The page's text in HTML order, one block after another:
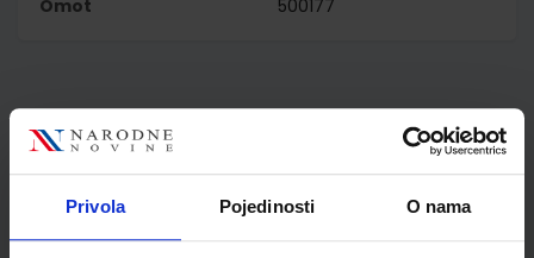
Privola Pojedinosti O nama
Omot
500177
Kupci najčešće biraju..